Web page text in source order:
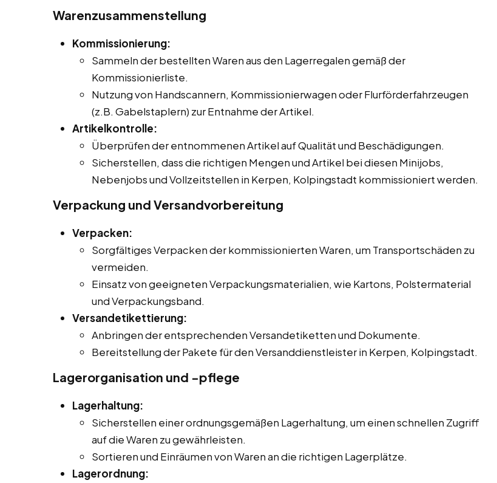
Warenzusammenstellung
Kommissionierung:
Sammeln der bestellten Waren aus den Lagerregalen gemäß der
Kommissionierliste.
Nutzung von Handscannern, Kommissionierwagen oder Flurförderfahrzeugen
(z.B. Gabelstaplern) zur Entnahme der Artikel.
Artikelkontrolle:
Überprüfen der entnommenen Artikel auf Qualität und Beschädigungen.
Sicherstellen, dass die richtigen Mengen und Artikel bei diesen Minijobs,
Nebenjobs und Vollzeitstellen in Kerpen, Kolpingstadt kommissioniert werden.
Verpackung und Versandvorbereitung
Verpacken:
Sorgfältiges Verpacken der kommissionierten Waren, um Transportschäden zu
vermeiden.
Einsatz von geeigneten Verpackungsmaterialien, wie Kartons, Polstermaterial
und Verpackungsband.
Versandetikettierung:
Anbringen der entsprechenden Versandetiketten und Dokumente.
Bereitstellung der Pakete für den Versanddienstleister in Kerpen, Kolpingstadt.
Lagerorganisation und -pflege
Lagerhaltung:
Sicherstellen einer ordnungsgemäßen Lagerhaltung, um einen schnellen Zugriff
auf die Waren zu gewährleisten.
Sortieren und Einräumen von Waren an die richtigen Lagerplätze.
Lagerordnung: